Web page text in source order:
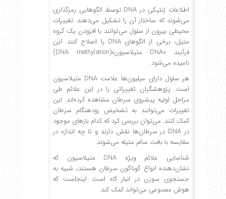
اطلاعات ژنتیکی در DNA توسط الگوهایی رمزگذاری
می‌شوند که ساختار آن را تشکیل می‌دهند. تغییرات
محیطی بیرون از سلول می‌توانند با افزودن یک گروه
متیل، برخی از الگوهای DNA را اصلاح کنند. این
فرآیند «DNA متیلاسیون»(DNA methylation)
نامیده می‌شود.
هر سلول دارای میلیون‌ها علامت DNA متیلاسیون
است. پژوهشگران تغییراتی را در این علائم طی
مراحل اولیه پیشروی سرطان مشاهده کرده‌اند. این
تغییرات می‌توانند به تشخیص زودهنگام سرطان
کمک کنند. می‌توان بررسی کرد که کدام بازهای موجود
در DNA در سرطان‌ها نقش دارند و تا چه اندازه در
مقایسه با بافت سالم متیله می‌شوند.
شناسایی علائم ویژه DNA متیلاسیون که
نشان‌دهنده انواع گوناگون سرطان هستند، شبیه به
جستجوی سوزن در انبار کاه است. اینجاست که
هوش مصنوعی می‌تواند کمک کند.